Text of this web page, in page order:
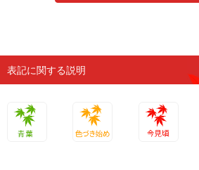
表記に関する説明